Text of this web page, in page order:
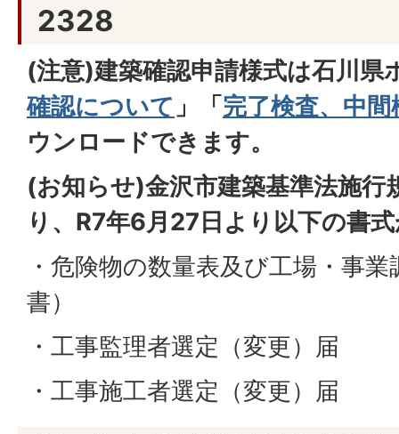
2328
(注意)建築確認申請様式は石川県
確認について 」「完了検査、中
ウンロードできます。
(お知らせ)金沢市建築基準法施行
り、R7年6月27日より以下の書
・危険物の数量表及び工場・事
書）
・工事監理者選定（変更）届
・工事施工者選定（変更）届